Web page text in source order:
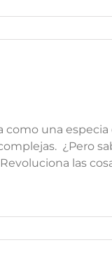
una especia
¿Pero
las